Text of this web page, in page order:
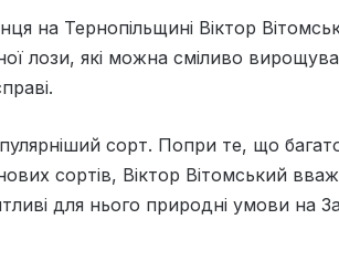
на Тернопільщині Віктор
лози, які можна сміливо
сорт. По­при те, що
сортів, Віктор Вітомський
для нього природні умови на